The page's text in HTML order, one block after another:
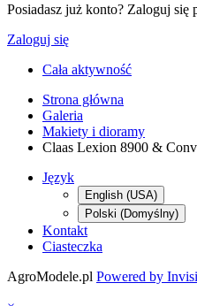
Posiadasz już konto? Zaloguj się
Zaloguj się
Cała aktywność
Strona główna
Galeria
Makiety i dioramy
Claas Lexion 8900 &
Język
English (USA)
Polski (Domyślny)
Kontakt
Ciasteczka
AgroModele.pl Powered by